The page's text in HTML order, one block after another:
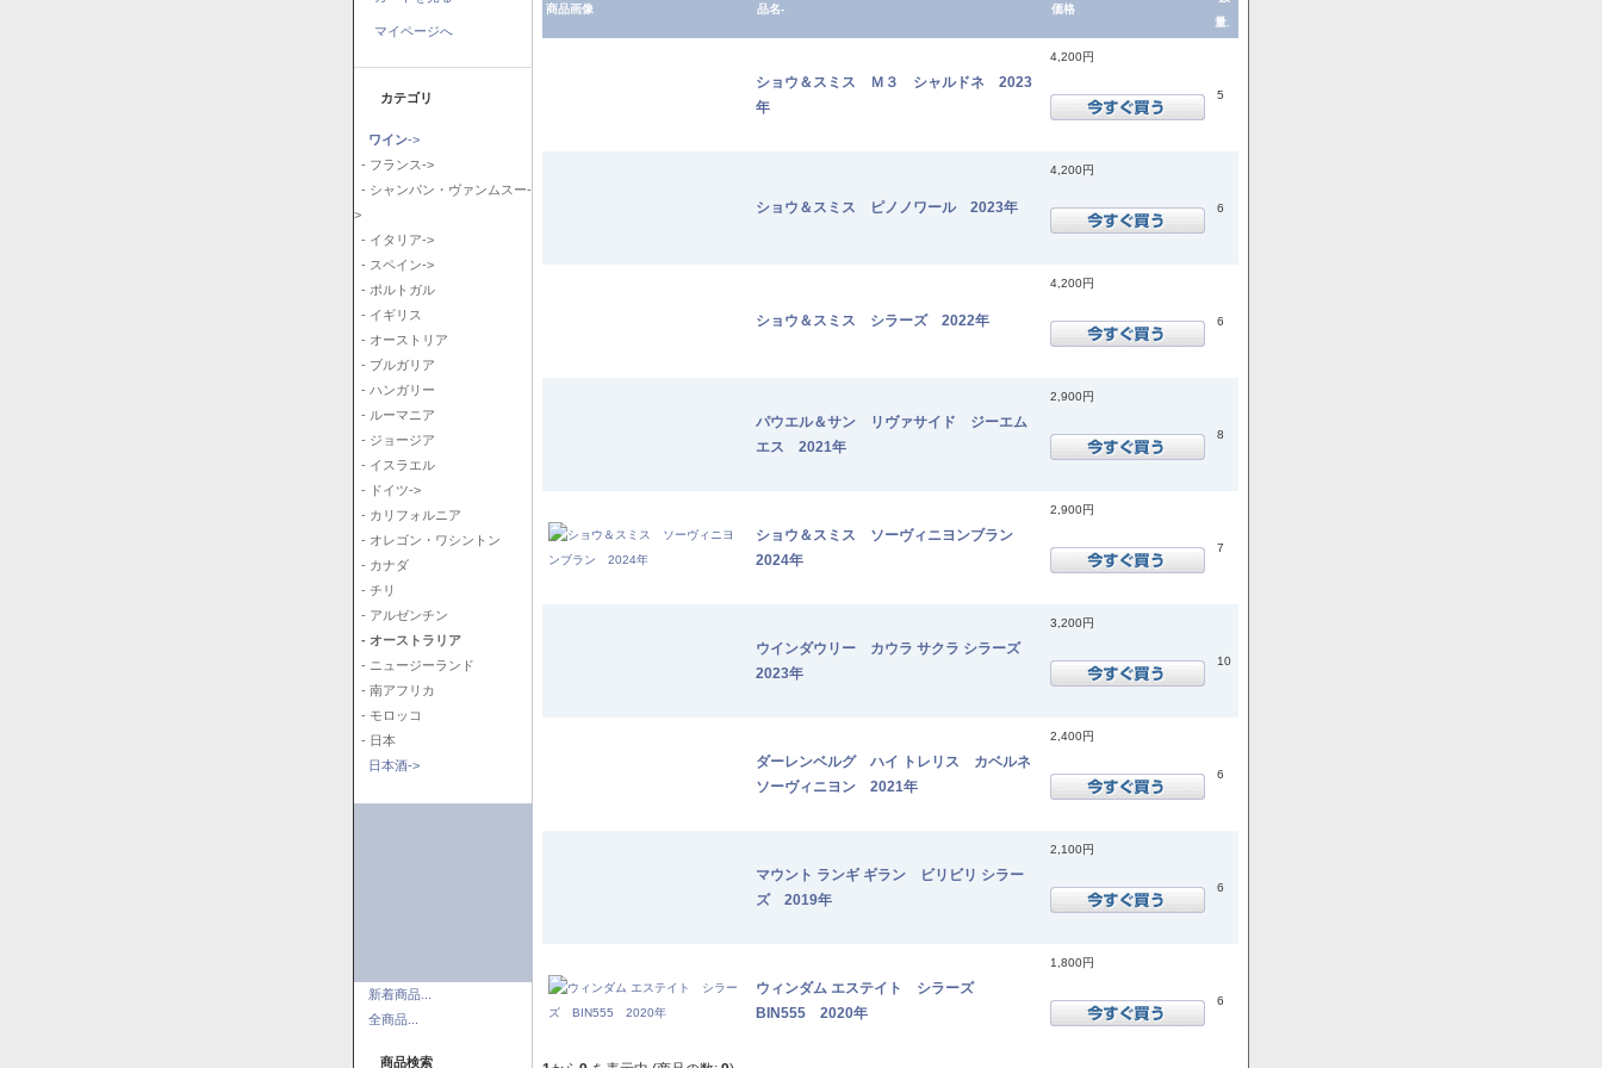
マイページへ
カテゴリ
ワイン->
- フランス->
- シャンパン・ヴァンムスー-
>
- イタリア->
- スペイン->
- ポルトガル
- イギリス
- オーストリア
- ブルガリア
- ハンガリー
- ルーマニア
- ジョージア
- イスラエル
- ドイツ->
- カリフォルニア
- オレゴン・ワシントン
- カナダ
- チリ
- アルゼンチン
- オーストラリア
- ニュージーランド
- 南アフリカ
- モロッコ
- 日本
日本酒->
新着商品...
全商品...
商品検索
商品画像 品名- 価格
量.
ショウ＆スミス Ｍ３ シャルドネ 2023
年
4,200円
5
ショウ＆スミス ピノノワール 2023年
4,200円
6
ショウ＆スミス シラーズ 2022年
4,200円
6
パウエル＆サン リヴァサイド ジーエム
エス 2021年
2,900円
8
ショウ＆スミス ソーヴィニヨンブラン
2024年
2,900円
7
ウインダウリー カウラ サクラ シラーズ
2023年
3,200円
10
ダーレンベルグ ハイ トレリス カベルネ
ソーヴィニヨン 2021年
2,400円
6
マウント ランギ ギラン ビリビリ シラー
ズ 2019年
2,100円
6
ウィンダム エステイト シラーズ
BIN555 2020年
1,800円
6